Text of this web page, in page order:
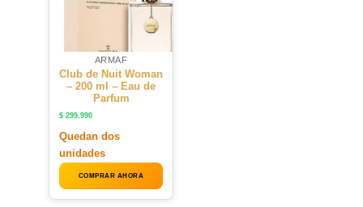
ARMAF
Club de Nuit Woman
– 200 ml – Eau de
Parfum
$ 299.990
Quedan dos
unidades
COMPRAR AHORA